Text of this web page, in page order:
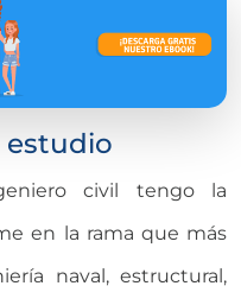
estudio
civil tengo la
en la rama que más
naval, estructural,